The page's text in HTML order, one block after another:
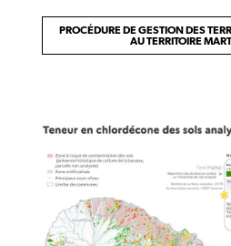
PROCÉDURE DE GESTION DES
AU TERRITOIRE